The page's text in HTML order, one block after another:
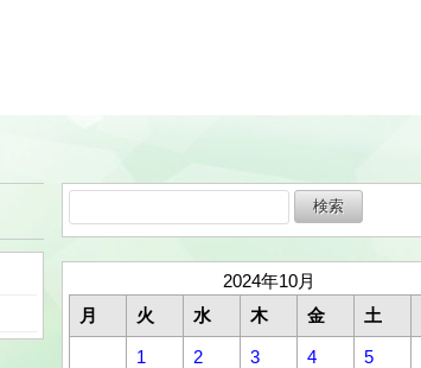
索:
2024年10月
月
火 水 木 金 土
1 2 3 4 5